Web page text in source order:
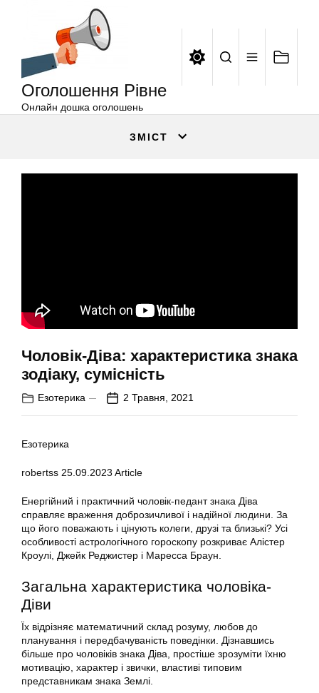
Оголошення Рівне
Онлайн дошка оголошень
ЗМІСТ
Чоловік-Діва: характеристика знака
зодіаку, сумісність
Езотерика 2 Травня, 2021
Езотерика
robertss 25.09.2023 Article
Енергійний і практичний чоловік-педант знака Діва
справляє враження доброзичливої і надійної людини. За
що його поважають і цінують колеги, друзі та близькі? Усі
особливості астрологічного гороскопу розкриває Алістер
Кроулі, Джейк Реджистер і Маресса Браун.
Загальна характеристика чоловіка-
Діви
Їх відрізняє математичний склад розуму, любов до
планування і передбачуваність поведінки. Дізнавшись
більше про чоловіків знака Діва, простіше зрозуміти їхню
мотивацію, характер і звички, властиві типовим
представникам знака Землі.